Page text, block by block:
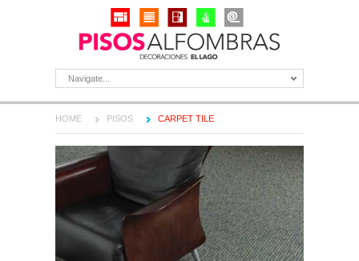
Navigate...
HOME PISOS CARPET TILE